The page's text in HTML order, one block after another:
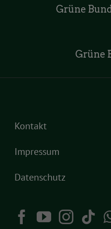
Grüne
Grüne
Kontakt
Impressum
Datenschutz